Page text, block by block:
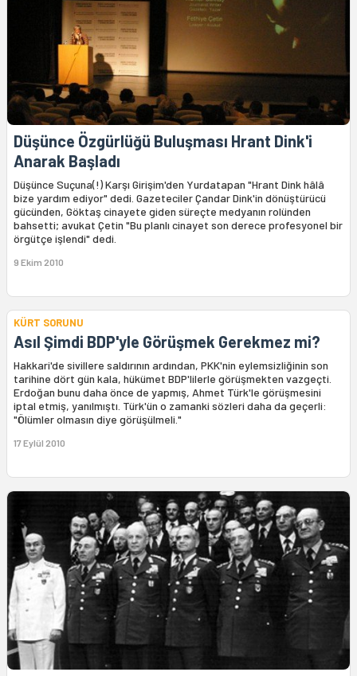
Düşünce Özgürlüğü Buluşması Hrant Dink'i
Anarak Başladı
Düşünce Suçuna(!) Karşı Girişim'den Yurdatapan "Hrant Dink hâlâ
bize yardım ediyor" dedi. Gazeteciler Çandar Dink'in dönüştürücü
gücünden, Göktaş cinayete giden süreçte medyanın rolünden
bahsetti; avukat Çetin "Bu planlı cinayet son derece profesyonel bir
örgütçe işlendi" dedi.
9 Ekim 2010
KÜRT SORUNU
Asıl Şimdi BDP'yle Görüşmek Gerekmez mi?
Hakkari'de sivillere saldırının ardından, PKK'nin eylemsizliğinin son
tarihine dört gün kala, hükümet BDP'lilerle görüşmekten vazgeçti.
Erdoğan bunu daha önce de yapmış, Ahmet Türk'le görüşmesini
iptal etmiş, yanılmıştı. Türk'ün o zamanki sözleri daha da geçerli:
"Ölümler olmasın diye görüşülmeli."
17 Eylül 2010